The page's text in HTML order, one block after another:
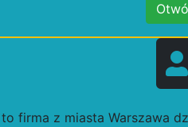
to firma z miasta Warszawa